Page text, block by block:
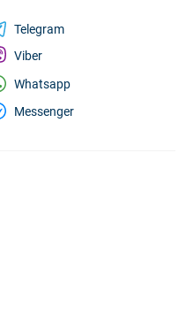
Telegram
Viber
Whatsapp
Messenger